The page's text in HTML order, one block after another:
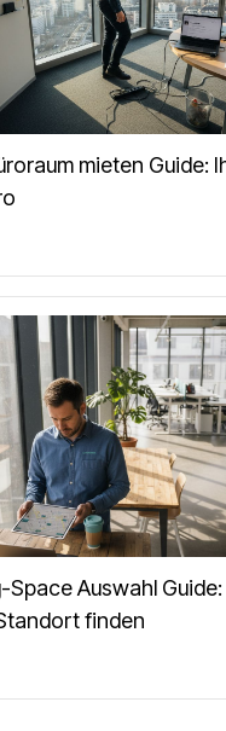
mieten Guide:
Auswahl Guide:
finden